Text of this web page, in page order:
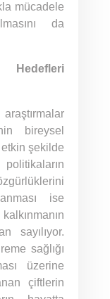
mücadele
da
Hedefleri
bireysel
şekilde
ise
sayılıyor.
sağlığı
üzerine
çiftlerin